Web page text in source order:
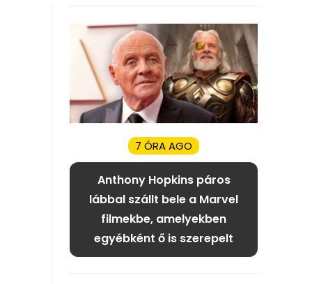
7 ÓRA AGO
Anthony Hopkins páros
lábbal szállt bele a Marvel
filmekbe, amelyekben
egyébként ő is szerepelt